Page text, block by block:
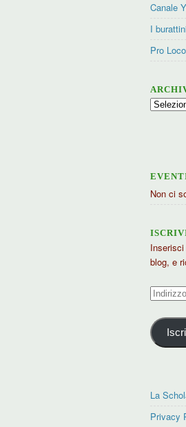
Canale
I
Pro
Archivio
Non ci
blog, e
Indirizzo
mail
La
Privacy